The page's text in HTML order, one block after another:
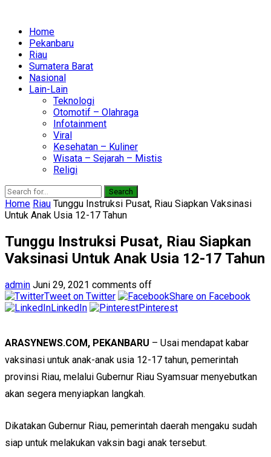
Home
Pekanbaru
Riau
Sumatera Barat
Nasional
Lain-Lain
Teknologi
Otomotif – Olahraga
Infotainment
Viral
Kesehatan – Kuliner
Wisata – Sejarah – Mistis
Religi
Search
Home Riau Tunggu Instruksi Pusat, Riau Siapkan Vaksinasi
Untuk Anak Usia 12-17 Tahun
Tunggu Instruksi Pusat, Riau Siapkan
Vaksinasi Untuk Anak Usia 12-17 Tahun
admin Juni 29, 2021 comments off
Tweet on Twitter
Share on Facebook
LinkedIn
Pinterest
ARASYNEWS.COM, PEKANBARU – Usai mendapat kabar
vaksinasi untuk anak-anak usia 12-17 tahun, pemerintah
provinsi Riau, melalui Gubernur Riau Syamsuar menyebutkan
akan segera menyiapkan langkah.
Dikatakan Gubernur Riau, pemerintah daerah mengaku sudah
siap untuk melakukan vaksin bagi anak tersebut.